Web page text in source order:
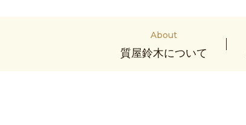
About
質屋鈴木について